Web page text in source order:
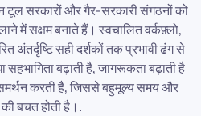
टूल सरकारों और गैर-सरकारी संगठनों को
में सक्षम बनाते हैं। स्वचालित वर्कफ़्लो,
सही दर्शकों तक प्रभावी ढंग से
बढ़ाती है, जागरूकता बढ़ाती है
करती है, जिससे बहुमूल्य समय और
बचत होती है।.